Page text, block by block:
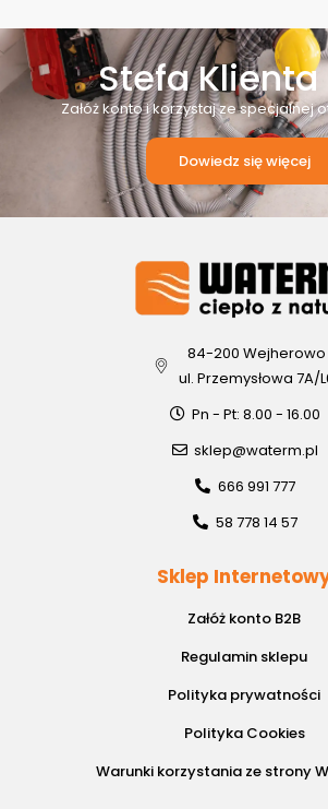
Stefa Klienta
Załóż konto i korzystaj ze specjalnej
Dowiedz się więcej
84-200 Wejherowo
ul. Przemysłowa 7A/
Pn - Pt: 8.00 - 16.00
sklep@waterm.pl
666 991 777
58 778 14 57
Sklep
Załóż konto B2B
Regulamin sklepu
Polityka prywatności
Polityka Cookies
Warunki korzystania ze strony